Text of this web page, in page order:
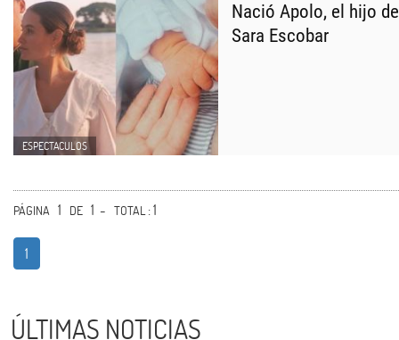
ESPECTACULOS
Nació Apolo, el hijo
Sara Escobar
PÁGINA 1 DE 1 - TOTAL: 1
1
ÚLTIMAS NOTICIAS